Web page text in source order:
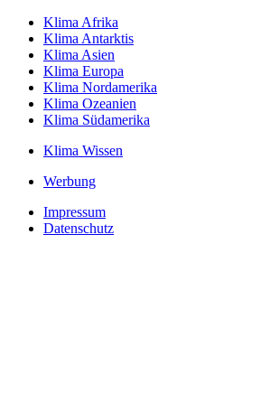
Klima Afrika
Klima Antarktis
Klima Asien
Klima Europa
Klima Nordamerika
Klima Ozeanien
Klima Südamerika
Klima Wissen
Werbung
Impressum
Datenschutz